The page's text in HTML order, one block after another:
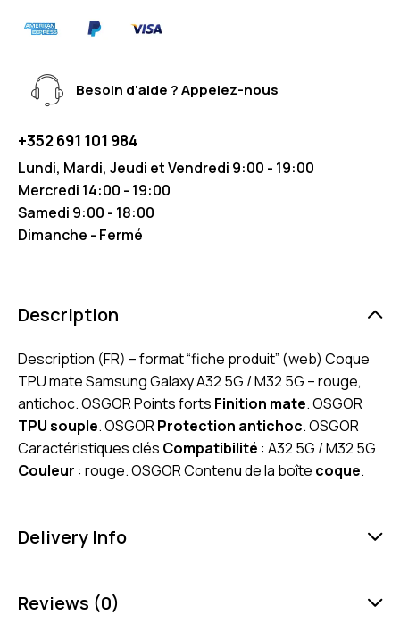
Besoin d'aide ? Appelez-nous
+352 691 101 984
Lundi, Mardi, Jeudi et Vendredi 9:00 - 19:00
Mercredi 14:00 - 19:00
Samedi 9:00 - 18:00
Dimanche - Fermé
Description
Description (FR) – format “fiche produit” (web) Coque
TPU mate Samsung Galaxy A32 5G / M32 5G – rouge,
antichoc. OSGOR Points forts Finition mate. OSGOR
TPU souple. OSGORProtection antichoc. OSGOR
Caractéristiques clés Compatibilité : A32 5G / M32 5G
Couleur : rouge. OSGOR Contenu de la boîte coque.
Delivery Info
Reviews (0)